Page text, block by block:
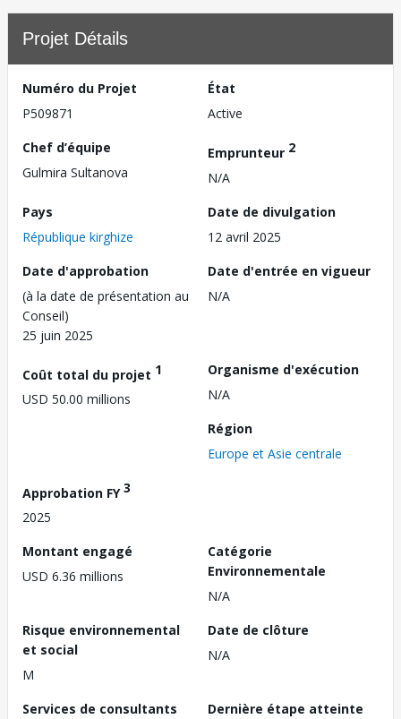
Projet Détails
Numéro du Projet
P509871
État
Active
Chef d’équipe
Gulmira Sultanova
Emprunteur 2
N/A
Pays
République kirghize
Date de divulgation
12 avril 2025
Date d'approbation
(à la date de présentation au
Conseil)
25 juin 2025
Date d'entrée en vigueur
N/A
Coût total du projet 1
USD 50.00 millions
Organisme d'exécution
N/A
Région
Europe et Asie centrale
Approbation FY3
2025
Montant engagé
USD 6.36 millions
Catégorie
Environnementale
N/A
Risque environnemental
et social
M
Date de clôture
N/A
Services de consultants
Dernière étape atteinte